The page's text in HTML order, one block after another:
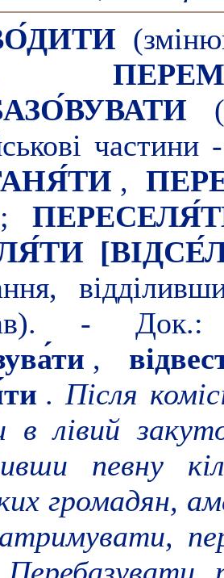
,
-
,
. Після
в лівий
певну
громадян,